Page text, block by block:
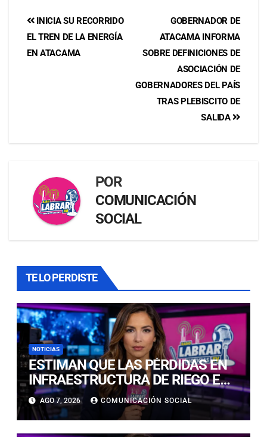
GOBERNADOR DE
ATACAMA INFORMA
SOBRE DEFINICIONES DE
ASOCIACIÓN DE
GOBERNADORES DEL PAÍS
TRAS PLEBISCITO DE
SALIDA
INICIA SU RECORRIDO
EL TREN DE LA ENERGÍA
EN ATACAMA
POR
COMUNICACIÓN
SOCIAL
TE LO PERDISTE
NOTICIAS
ESTIMAN QUE LAS PÉRDIDAS EN
INFRAESTRUCTURA DE RIEGO EN
LA CUENCA DEL HUASCO SON
MILLONARIAS
AGO 7, 2026 COMUNICACIÓN SOCIAL